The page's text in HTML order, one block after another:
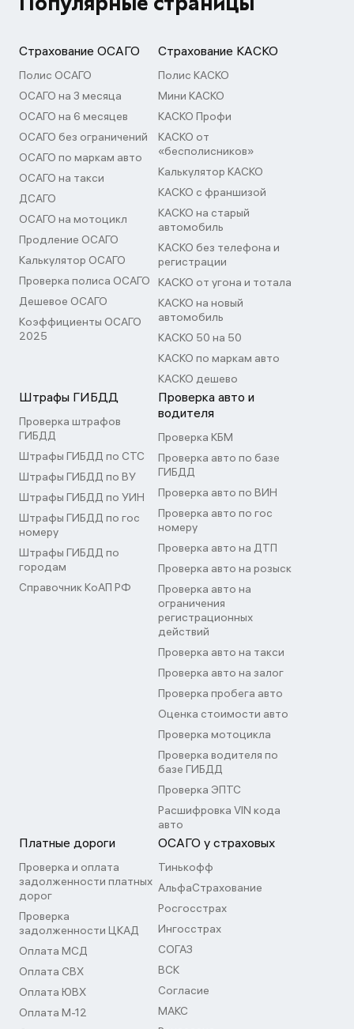
Страхование ОСАГО
Полис ОСАГО
ОСАГО на 3 месяца
ОСАГО на 6 месяцев
ОСАГО без ограничений
ОСАГО по маркам авто
ОСАГО на такси
ДСАГО
ОСАГО на мотоцикл
Продление ОСАГО
Калькулятор ОСАГО
Проверка полиса ОСАГО
Дешевое ОСАГО
Коэффициенты ОСАГО
2025
Страхование КАСКО
Полис КАСКО
Мини КАСКО
КАСКО Профи
КАСКО от
«бесполисников»
Калькулятор КАСКО
КАСКО с франшизой
КАСКО на старый
автомобиль
КАСКО без телефона и
регистрации
КАСКО от угона и тотала
КАСКО на новый
автомобиль
КАСКО 50 на 50
КАСКО по маркам авто
КАСКО дешево
Штрафы ГИБДД
Проверка штрафов
ГИБДД
Штрафы ГИБДД по СТС
Штрафы ГИБДД по ВУ
Штрафы ГИБДД по УИН
Штрафы ГИБДД по гос
номеру
Штрафы ГИБДД по
городам
Справочник КоАП РФ
Проверка авто и
водителя
Проверка КБМ
Проверка авто по базе
ГИБДД
Проверка авто по ВИН
Проверка авто по гос
номеру
Проверка авто на ДТП
Проверка авто на розыск
Проверка авто на
ограничения
регистрационных
действий
Проверка авто на такси
Проверка авто на залог
Проверка пробега авто
Оценка стоимости авто
Проверка мотоцикла
Проверка водителя по
базе ГИБДД
Проверка ЭПТС
Расшифровка VIN кода
авто
Платные дороги
Проверка и оплата
задолженности платных
дорог
Проверка
задолженности ЦКАД
Оплата МСД
Оплата СВХ
Оплата ЮВХ
Оплата М-12
ОСАГО у страховых
Тинькофф
АльфаСтрахование
Росгосстрах
Ингосстрах
СОГАЗ
ВСК
Согласие
МАКС